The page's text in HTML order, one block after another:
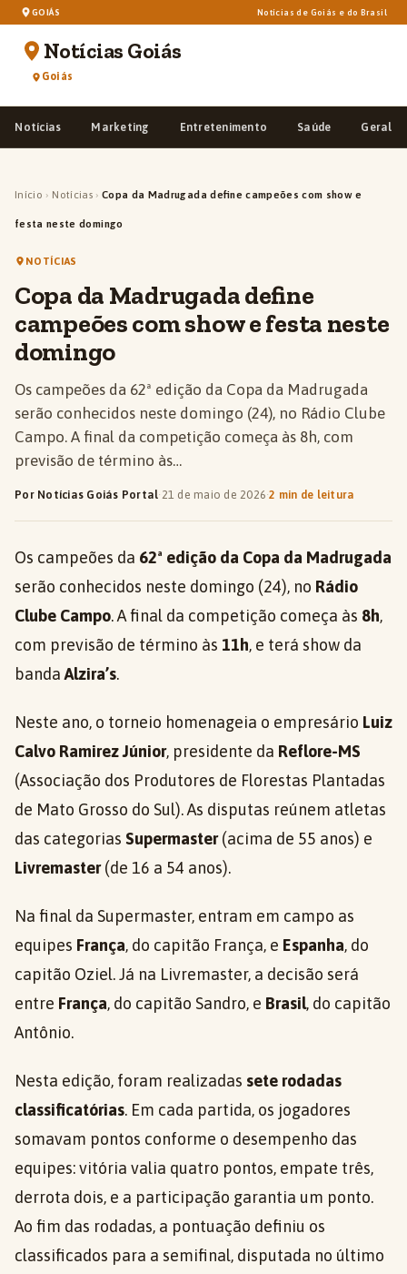
GOIÁS Notícias de Goiás e do Brasil
Notícias Goiás
Goiás
Notícias Marketing Entretenimento Saúde Geral
Início › Notícias › Copa da Madrugada define campeões com show e
festa neste domingo
NOTÍCIAS
Copa da Madrugada define
campeões com show e festa neste
domingo
Os campeões da 62ª edição da Copa da Madrugada
serão conhecidos neste domingo (24), no Rádio Clube
Campo. A final da competição começa às 8h, com
previsão de término às…
Por Notícias Goiás Portal·21 de maio de 2026·2 min de leitura
Os campeões da 62ª edição da Copa da Madrugada
serão conhecidos neste domingo (24), no Rádio
Clube Campo. A final da competição começa às 8h,
com previsão de término às 11h, e terá show da
bandaAlzira’s.
Neste ano, o torneio homenageia o empresário Luiz
Calvo Ramirez Júnior, presidente da Reflore-MS
(Associação dos Produtores de Florestas Plantadas
de Mato Grosso do Sul). As disputas reúnem atletas
das categorias Supermaster(acima de 55 anos) e
Livremaster(de 16 a 54 anos).
Na final da Supermaster, entram em campo as
equipes França, do capitão França, e Espanha, do
capitão Oziel. Já na Livremaster, a decisão será
entre França, do capitão Sandro, e Brasil, do capitão
Antônio.
Nesta edição, foram realizadas sete rodadas
classificatórias. Em cada partida, os jogadores
somavam pontos conforme o desempenho das
equipes: vitória valia quatro pontos, empate três,
derrota dois, e a participação garantia um ponto.
Ao fim das rodadas, a pontuação definiu os
classificados para a semifinal, disputada no último